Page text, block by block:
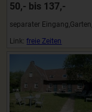
50,- bis 137,-
separater
Link:freie Zeiten